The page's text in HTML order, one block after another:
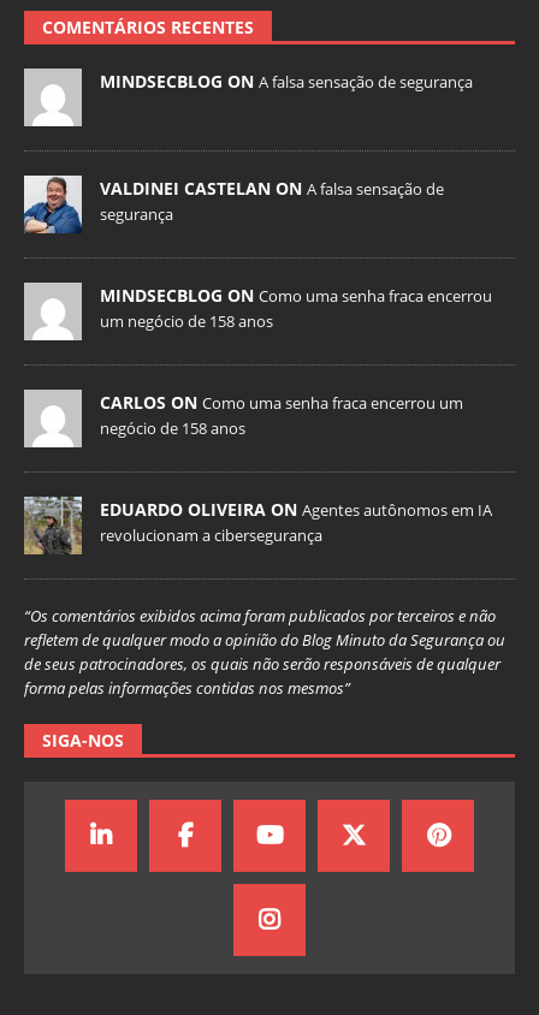
COMENTÁRIOS RECENTES
MINDSECBLOG ON A falsa sensação de segurança
VALDINEI CASTELAN ON A falsa sensação de
segurança
MINDSECBLOG ON Como uma senha fraca encerrou
um negócio de 158 anos
CARLOS ON Como uma senha fraca encerrou um
negócio de 158 anos
EDUARDO OLIVEIRA ON Agentes autônomos em IA
revolucionam a cibersegurança
“Os comentários exibidos acima foram publicados por terceiros e não
refletem de qualquer modo a opinião do Blog Minuto da Segurança ou
de seus patrocinadores, os quais não serão responsáveis de qualquer
forma pelas informações contidas nos mesmos”
SIGA-NOS